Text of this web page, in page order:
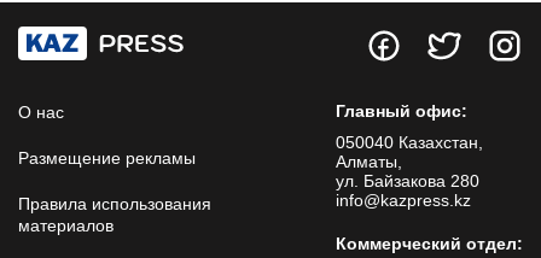
О нас
Размещение рекламы
Правила использования
материалов
Главный офис:
050040 Казахстан,
Алматы,
ул. Байзакова 280
info@kazpress.kz
Коммерческий отдел: